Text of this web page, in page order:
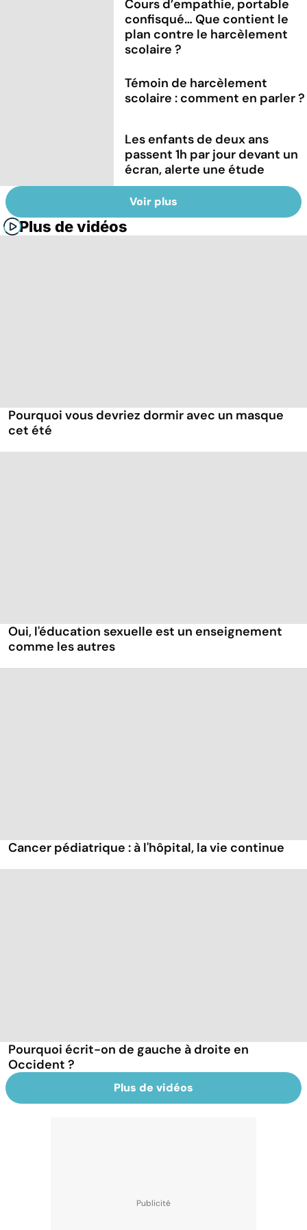
Cours d’empathie, portable
confisqué… Que contient le
plan contre le harcèlement
scolaire ?
Témoin de harcèlement
scolaire : comment en parler ?
Les enfants de deux ans
passent 1h par jour devant un
écran, alerte une étude
Voir plus
Plus de vidéos
Pourquoi vous devriez dormir avec un masque
cet été
Oui, l'éducation sexuelle est un enseignement
comme les autres
Cancer pédiatrique : à l'hôpital, la vie continue
Pourquoi écrit-on de gauche à droite en
Occident ?
Plus de vidéos